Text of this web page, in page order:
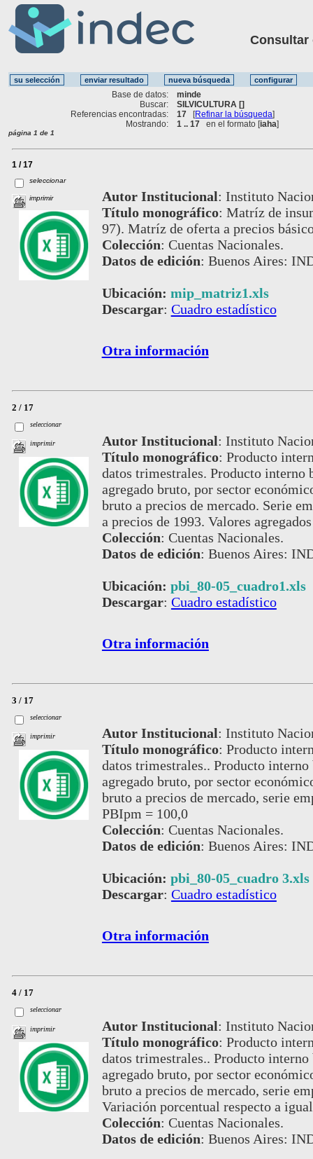
Consultar
Base de datos:
minde
Buscar:
SILVICULTURA []
Referencias encontradas:
17 [Refinar la búsqueda]
Mostrando:
1 .. 17 en el formato [iaha]
página 1 de 1
1 / 17
seleccionar
imprimir Autor Institucional: Instituto
Título monográfico: Matríz de
97). Matríz de oferta a precios
Colección: Cuentas Nacionales.
Datos de edición: Buenos Aires:
Ubicación: mip_matriz1.xls
Descargar: Cuadro estadístico
Otra información
2 / 17
seleccionar
imprimir Autor Institucional: Instituto
Título monográfico: Producto
datos trimestrales. Producto interno
agregado bruto, por sector
bruto a precios de mercado. Serie
a precios de 1993. Valores
Colección: Cuentas Nacionales.
Datos de edición: Buenos Aires:
Ubicación: pbi_80-05_cuadro1.xls
Descargar: Cuadro estadístico
Otra información
3 / 17
seleccionar
imprimir Autor Institucional: Instituto
Título monográfico: Producto
datos trimestrales.. Producto
agregado bruto, por sector
bruto a precios de mercado, serie
PBIpm = 100,0
Colección: Cuentas Nacionales.
Datos de edición: Buenos Aires:
Ubicación: pbi_80-05_cuadro 3.xls
Descargar: Cuadro estadístico
Otra información
4 / 17
seleccionar
imprimir Autor Institucional: Instituto
Título monográfico: Producto
datos trimestrales.. Producto
agregado bruto, por sector
bruto a precios de mercado, serie
Variación porcentual respecto a
Colección: Cuentas Nacionales.
Datos de edición: Buenos Aires: